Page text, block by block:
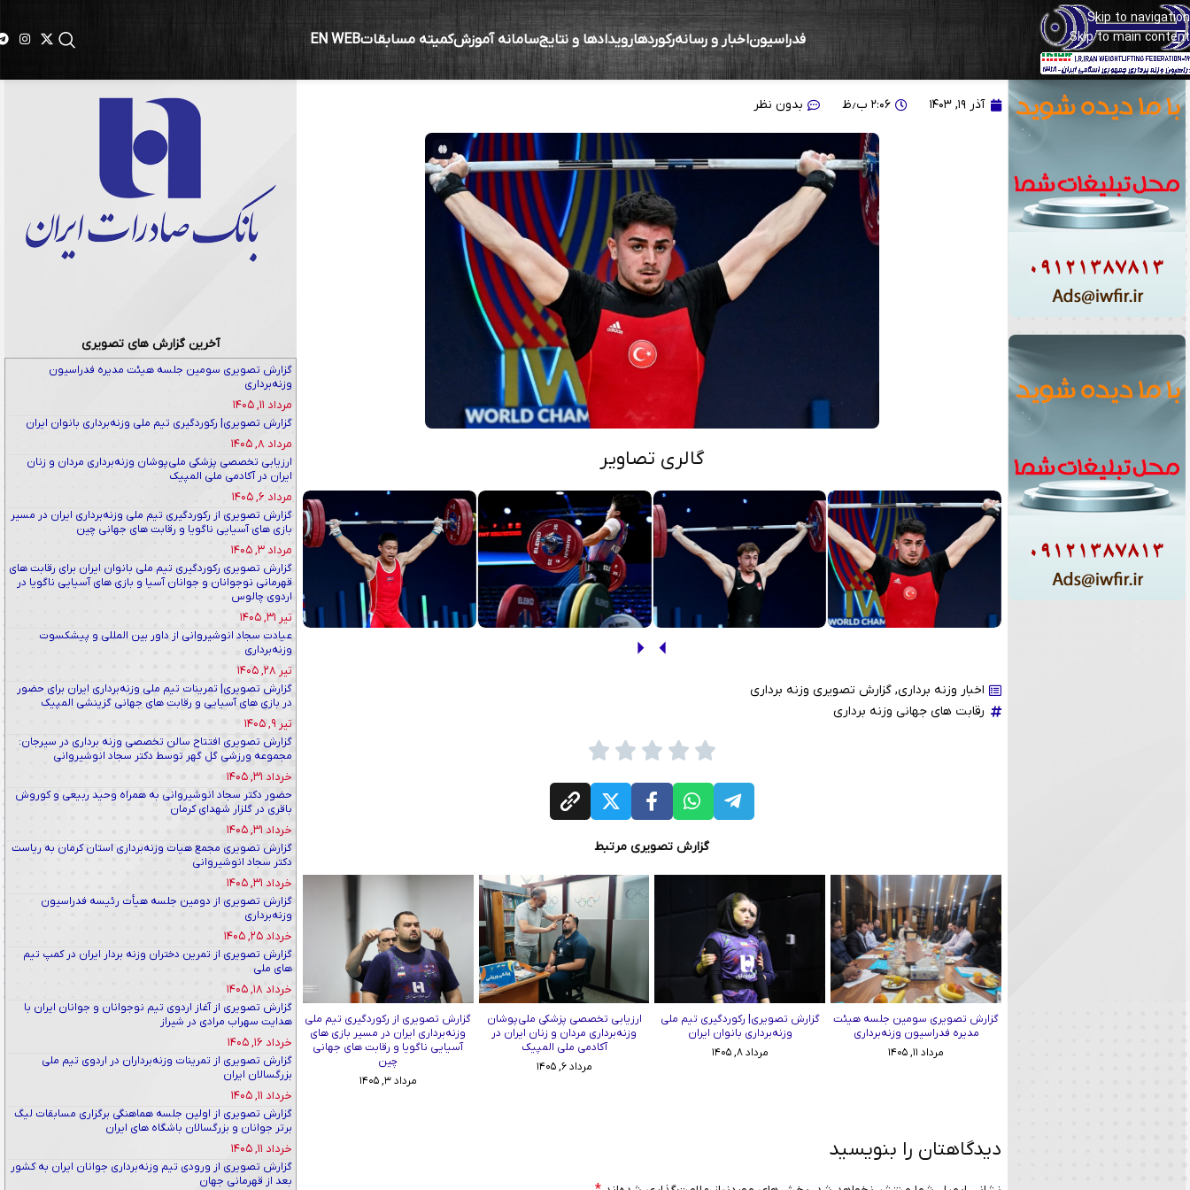
Skip to navigation
Skip to main content
فدراسیوناخبار و رسانهرکوردهارویدادها و نتایجسامانه آموزشکمیته مسابقاتEN WEB
گزارش تصویری از روز سوم رقابت‌های جهانی ۲۰۲۴
آذر ۱۹, ۱۴۰۳ ۲:۰۶ ب٫ظ بدون نظر
گالری تصاویر
اخبار وزنه برداری, گزارش تصویری وزنه برداری
رقابت های جهانی وزنه برداری
گزارش تصویری مرتبط
گزارش تصویری سومین جلسه هیئت
مدیره فدراسیون وزنه‌برداری
مرداد ۱۱, ۱۴۰۵
گزارش تصویری| رکوردگیری تیم ملی
وزنه‌برداری بانوان ایران
مرداد ۸, ۱۴۰۵
ارزیابی تخصصی پزشکی ملی‌پوشان
وزنه‌برداری مردان و زنان ایران در
آکادمی ملی المپیک
مرداد ۶, ۱۴۰۵
گزارش تصویری از رکوردگیری تیم ملی
وزنه‌برداری ایران در مسیر بازی های
آسیایی ناگویا و رقابت های جهانی
چین
مرداد ۳, ۱۴۰۵
دیدگاهتان را بنویسید
آخرین گزارش های تصویری
گزارش تصویری سومین جلسه هیئت مدیره فدراسیون
وزنه‌برداری
مرداد ۱۱, ۱۴۰۵
گزارش تصویری| رکوردگیری تیم ملی وزنه‌برداری بانوان ایران
مرداد ۸, ۱۴۰۵
ارزیابی تخصصی پزشکی ملی‌پوشان وزنه‌برداری مردان و زنان
ایران در آکادمی ملی المپیک
مرداد ۶, ۱۴۰۵
گزارش تصویری از رکوردگیری تیم ملی وزنه‌برداری ایران در مسیر
بازی های آسیایی ناگویا و رقابت های جهانی چین
مرداد ۳, ۱۴۰۵
گزارش تصویری رکوردگیری تیم ملی بانوان ایران برای رقابت های
قهرمانی نوجوانان و جوانان آسیا و بازی های آسیایی ناگویا در
اردوی چالوس
تیر ۳۱, ۱۴۰۵
عیادت سجاد انوشیروانی از داور بین المللی و پیشکسوت
وزنه‌برداری
تیر ۲۸, ۱۴۰۵
گزارش تصویری| تمرینات تیم ملی وزنه‌برداری ایران برای حضور
در بازی های آسیایی و رقابت های جهانی گزینشی المپیک
تیر ۹, ۱۴۰۵
گزارش تصویری افتتاح سالن تخصصی وزنه برداری در سیرجان:
مجموعه ورزشی گل گهر توسط دکتر سجاد انوشیروانی
خرداد ۳۱, ۱۴۰۵
حضور دکتر سجاد انوشیروانی به همراه وحید ربیعی و کوروش
باقری در گلزار شهدای کرمان
خرداد ۳۱, ۱۴۰۵
گزارش تصویری مجمع هیات وزنه‌برداری استان کرمان به ریاست
دکتر سجاد انوشیروانی
خرداد ۳۱, ۱۴۰۵
گزارش تصویری از دومین جلسه هیأت رئیسه فدراسیون
وزنه‌برداری
خرداد ۲۵, ۱۴۰۵
گزارش تصویری از تمرین دختران وزنه بردار ایران در کمپ تیم
های ملی
خرداد ۱۸, ۱۴۰۵
گزارش تصویری از آغاز اردوی تیم نوجوانان و جوانان ایران با
هدایت سهراب مرادی در شیراز
خرداد ۱۶, ۱۴۰۵
گزارش تصویری از تمرینات وزنه‌برداران در اردوی تیم ملی
بزرگسالان ایران
خرداد ۱۱, ۱۴۰۵
گزارش تصویری از اولین جلسه هماهنگی برگزاری مسابقات لیگ
برتر جوانان و بزرگسالان باشگاه های ایران
خرداد ۱۱, ۱۴۰۵
گزارش تصویری از ورودی تیم وزنه‌برداری جوانان ایران به کشور
بعد از قهرمانی جهان